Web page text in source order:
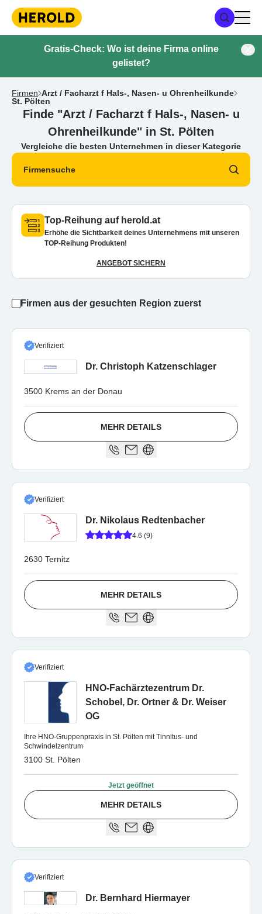
Gratis-Check: Wo ist deine Firma online
gelistet?
Firmen Arzt / Facharzt f Hals-, Nasen- u Ohrenheilkunde
St. Pölten
Finde "Arzt / Facharzt f Hals-, Nasen- u
Ohrenheilkunde" in St. Pölten
Vergleiche die besten Unternehmen in dieser Kategorie
Firmensuche
Top-Reihung auf herold.at
Erhöhe die Sichtbarkeit deines Unternehmens mit unseren
TOP-Reihung Produkten!
ANGEBOT SICHERN
Firmen aus der gesuchten Region zuerst
Verifiziert
Dr. Christoph Katzenschlager
3500 Krems an der Donau
MEHR DETAILS
Verifiziert
Dr. Nikolaus Redtenbacher
4.6 (9)
2630 Ternitz
MEHR DETAILS
Verifiziert
HNO-Fachärztezentrum Dr.
Schobel, Dr. Ortner & Dr. Weiser
OG
Ihre HNO-Gruppenpraxis in St. Pölten mit Tinnitus- und
Schwindelzentrum
3100 St. Pölten
Jetzt geöffnet
MEHR DETAILS
Verifiziert
Dr. Bernhard Hiermayer